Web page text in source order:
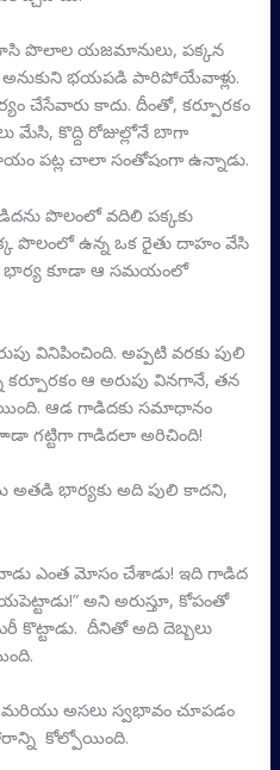
చూసి పొలాల యజమానులు, పక్కన
అనుకుని భయపడి పారిపోయేవాళ్లు.
చేసేవారు కాదు. దీంతో, కర్పూరకం
మేసి, కొద్ది రోజుల్లోనే బాగా
పట్ల చాలా సంతోషంగా ఉన్నాడు.
పొలంలో వదిలి పక్కకు
పొలంలో ఉన్న ఒక రైతు దాహం వేసి
భార్య కూడా ఆ సమయంలో
వినిపించింది. అప్పటి వరకు పులి
కర్పూరకం ఆ అరుపు వినగానే, తన
ఆడ గాడిదకు సమాధానం
గట్టిగా గాడిదలా అరిచింది!
అతడి భార్యకు అది పులి కాదని,
ఎంత మోసం చేశాడు! ఇది గాడిద
అని అరుస్తూ, కోపంతో
కొట్టాడు. దీనితో అది దెబ్బలు
అసలు స్వభావం చూపడం
కోల్పోయింది.